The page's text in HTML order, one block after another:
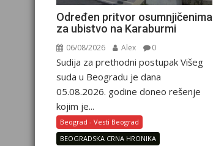
Određen pritvor osumnjičenima
za ubistvo na Karaburmi
06/08/2026 Alex 0
Sudija za prethodni postupak Višeg
suda u Beogradu je dana
05.08.2026. godine doneo rešenje
kojim je...
Beograd - Vesti Beograd
BEOGRADSKA CRNA HRONIKA